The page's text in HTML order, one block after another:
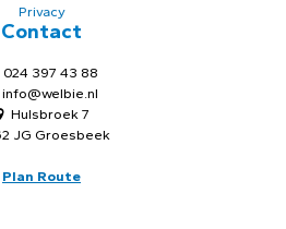
Privacy
Contact
024 397 43 88
info@welbie.nl
Hulsbroek 7
JG Groesbeek
Plan Route